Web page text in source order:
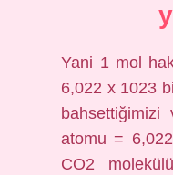
Yani 1 mol
6,022 x 1023
atomu =
CO2